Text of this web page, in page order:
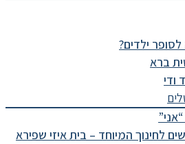
ילדים?
ברא
ודי
לחינוך המיוחד – בית איזי שפירא